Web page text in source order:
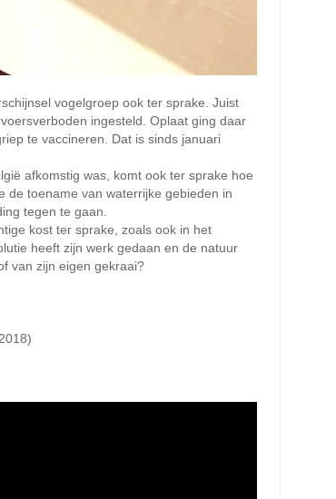
vogelgroep ook ter sprake. Juist
ingesteld. Oplaat ging daar
te vaccineren. Dat is sinds januari
afkomstig was, komt ook ter sprake hoe
de toename van waterrijke gebieden in
tegen te gaan.
kost ter sprake, zoals ook in het
heeft zijn werk gedaan en de natuur
van zijn eigen gekraai?